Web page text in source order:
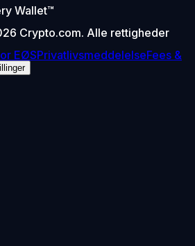
Wallet™
Crypto.com. Alle rettigheder
EØSPrivatlivsmeddelelseFees &